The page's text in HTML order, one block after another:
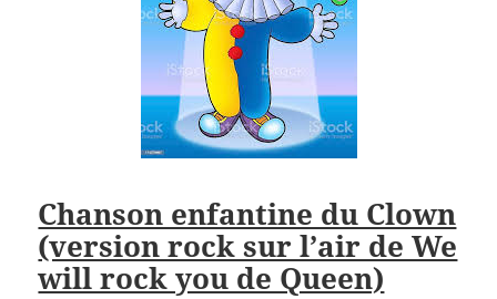
Chanson enfantine du Clown
(version rock sur l’air de We
will rock you de Queen)